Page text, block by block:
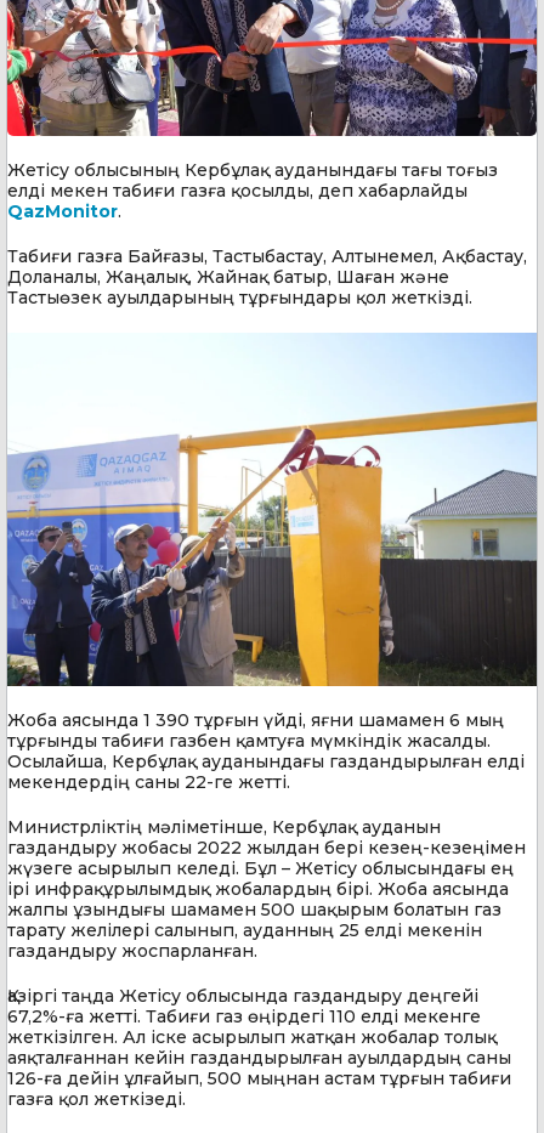
Жетісу облысының Кербұлақ ауданындағы тағы тоғыз
елді мекен табиғи газға қосылды, деп хабарлайды
QazMonitor.
Табиғи газға Байғазы, Тастыбастау, Алтынемел, Ақбастау,
Доланалы, Жаңалық, Жайнақ батыр, Шаған және
Тастыөзек ауылдарының тұрғындары қол жеткізді.
Жоба аясында 1 390 тұрғын үйді, яғни шамамен 6 мың
тұрғынды табиғи газбен қамтуға мүмкіндік жасалды.
Осылайша, Кербұлақ ауданындағы газдандырылған елді
мекендердің саны 22-ге жетті.
Министрліктің мәліметінше, Кербұлақ ауданын
газдандыру жобасы 2022 жылдан бері кезең-кезеңімен
жүзеге асырылып келеді. Бұл – Жетісу облысындағы ең
ірі инфрақұрылымдық жобалардың бірі. Жоба аясында
жалпы ұзындығы шамамен 500 шақырым болатын газ
тарату желілері салынып, ауданның 25 елді мекенін
газдандыру жоспарланған.
Қазіргі таңда Жетісу облысында газдандыру деңгейі
67,2%-ға жетті. Табиғи газ өңірдегі 110 елді мекенге
жеткізілген. Ал іске асырылып жатқан жобалар толық
аяқталғаннан кейін газдандырылған ауылдардың саны
126-ға дейін ұлғайып, 500 мыңнан астам тұрғын табиғи
газға қол жеткізеді.